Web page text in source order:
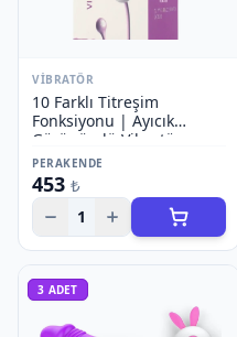
VIBRATÖR
10 Farklı Titreşim
Fonksiyonu | Ayıcık
Görünümlü Vibratör
PERAKENDE
453 ₺
1
3 ADET